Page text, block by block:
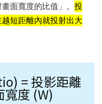
面寬度的比值」。 投
短距離內就投射出大
= 投影距離
度 (W)